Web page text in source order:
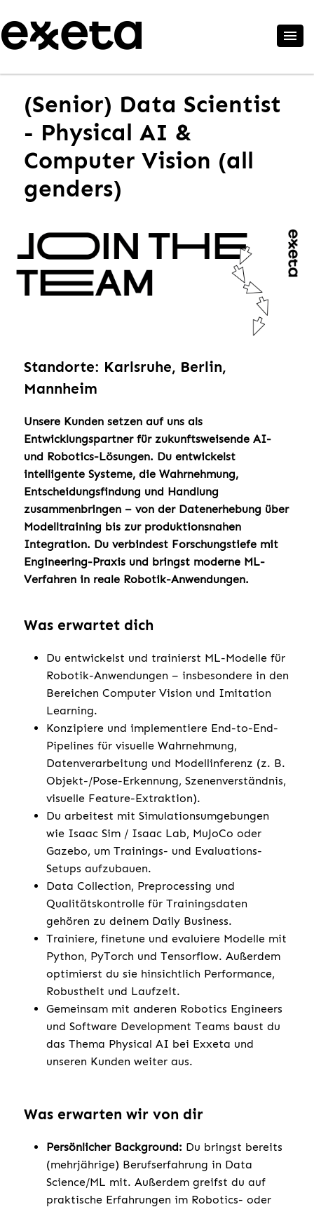
(Senior) Data Scientist
- Physical AI &
Computer Vision (all
genders)
Standorte: Karlsruhe, Berlin,
Mannheim
Unsere Kunden setzen auf uns als
Entwicklungspartner für zukunftsweisende AI-
und Robotics-Lösungen. Du entwickelst
intelligente Systeme, die Wahrnehmung,
Entscheidungsfindung und Handlung
zusammenbringen – von der Datenerhebung über
Modelltraining bis zur produktionsnahen
Integration. Du verbindest Forschungstiefe mit
Engineering-Praxis und bringst moderne ML-
Verfahren in reale Robotik-Anwendungen.
Was erwartet dich
Du entwickelst und trainierst ML-Modelle für
Robotik-Anwendungen – insbesondere in den
Bereichen Computer Vision und Imitation
Learning.
Konzipiere und implementiere End-to-End-
Pipelines für visuelle Wahrnehmung,
Datenverarbeitung und Modellinferenz (z. B.
Objekt-/Pose-Erkennung, Szenenverständnis,
visuelle Feature-Extraktion).
Du arbeitest mit Simulationsumgebungen
wie Isaac Sim / Isaac Lab, MuJoCo oder
Gazebo, um Trainings- und Evaluations-
Setups aufzubauen.
Data Collection, Preprocessing und
Qualitätskontrolle für Trainingsdaten
gehören zu deinem Daily Business.
Trainiere, finetune und evaluiere Modelle mit
Python, PyTorch und Tensorflow. Außerdem
optimierst du sie hinsichtlich Performance,
Robustheit und Laufzeit.
Gemeinsam mit anderen Robotics Engineers
und Software Development Teams baust du
das Thema Physical AI bei Exxeta und
unseren Kunden weiter aus.
Was erwarten wir von dir
Persönlicher Background: Du bringst bereits
(mehrjährige) Berufserfahrung in Data
Science/ML mit. Außerdem greifst du auf
praktische Erfahrungen im Robotics- oder